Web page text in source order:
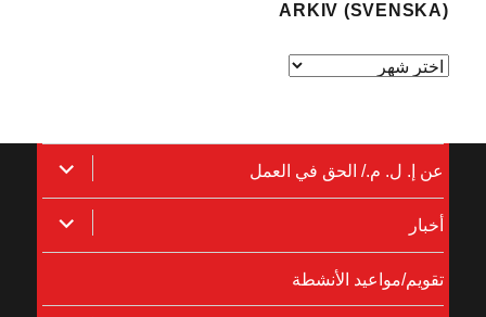
(SVENSKA) ARKIV
عن إ. ل. م./ الحق في العمل
توسيع
القائمة
الفرعية
أخبار
توسيع
القائمة
تقويم/مواعيد الأنشطة